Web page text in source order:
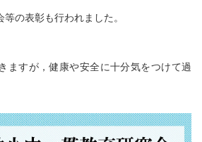
の表彰も行われました。
ますが，健康や安全に十分気をつけて過